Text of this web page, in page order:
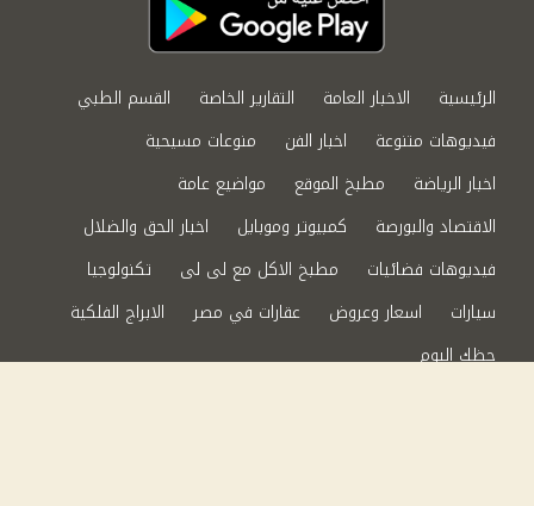
الرئيسية الاخبار العامة التقارير الخاصة
القسم الطبي
فيديوهات متنوعة
اخبار الفن
منوعات مسيحية
اخبار الرياضة
مطبخ الموقع
مواضيع عامة
الاقتصاد والبورصة
كمبيوتر وموبايل
اخبار الحق والضلال
فيديوهات فضائيات
مطبخ الاكل مع لى لى
تكنولوجيا
سيارات
اسعار وعروض عقارات في مصر
الابراج الفلكية
حظك اليوم